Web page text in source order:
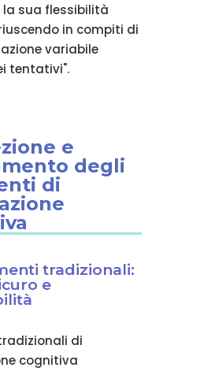
la sua flessibilità
in compiti di
variabile
tentativi".
e
degli
di
tradizionali:
e
di
cognitiva